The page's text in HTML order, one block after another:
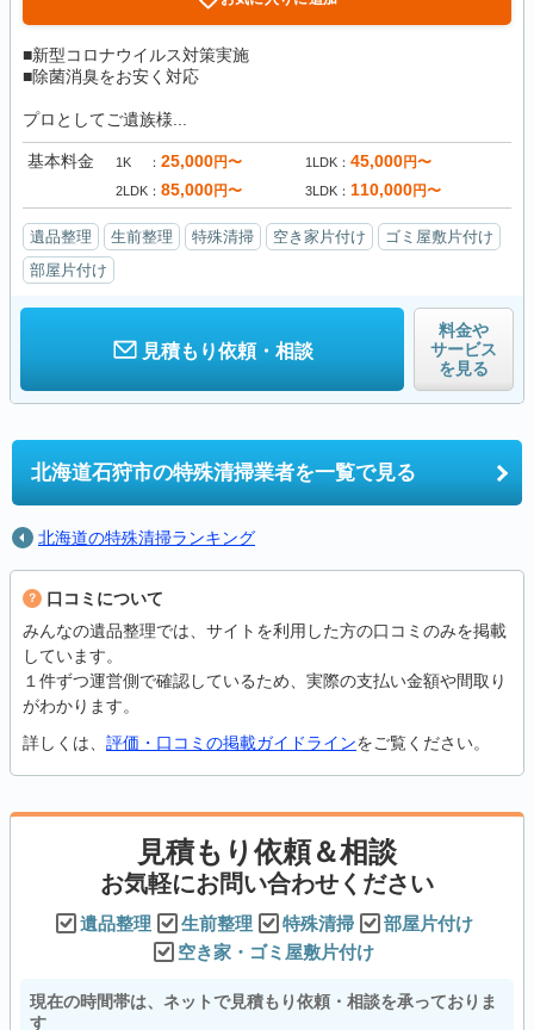
■新型コロナウイルス対策実施
■除菌消臭をお安く対応
プロとしてご遺族様...
基本料金 1K 25,000円〜 1LDK 45,000円〜
2LDK 85,000円〜 3LDK 110,000円〜
遺品整理 生前整理 特殊清掃 空き家片付け
ゴミ屋敷片付け
部屋片付け
見積もり依頼・相談
料金や
サービス
を見る
北海道石狩市の特殊清掃業者を一覧で見る
北海道の特殊清掃ランキング
口コミについて
みんなの遺品整理では、サイトを利用した方の口コミのみを掲載
しています。
１件ずつ運営側で確認しているため、実際の支払い金額や間取り
がわかります。
詳しくは、 評価・口コミの掲載ガイドラインをご覧ください。
見積もり依頼＆相談
お気軽にお問い合わせください
遺品整理 生前整理 特殊清掃
部屋片付け
空き家・ゴミ屋敷片付け
現在の時間帯は、ネットで見積もり依頼・相談を承っておりま
す